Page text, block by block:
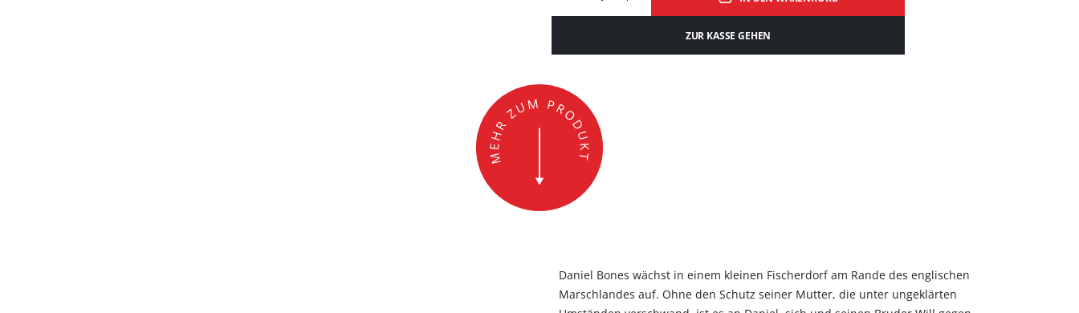
ZUR KASSE GEHEN
Daniel Bones wächst in einem kleinen Fischerdorf am Rande des englischen
Marschlandes auf. Ohne den Schutz seiner Mutter, die unter ungeklärten